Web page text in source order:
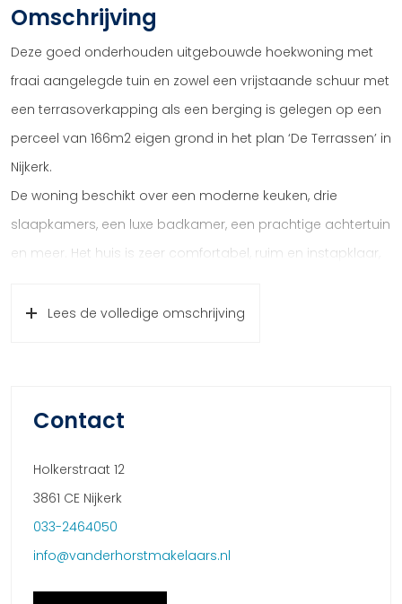
Omschrijving
Deze goed onderhouden uitgebouwde hoekwoning met
fraai aangelegde tuin en zowel een vrijstaande schuur met
een terrasoverkapping als een berging is gelegen op een
perceel van 166m2 eigen grond in het plan ‘De Terrassen’ in
Nijkerk.
De woning beschikt over een moderne keuken, drie
slaapkamers, een luxe badkamer, een prachtige achtertuin
en meer. Het huis is zeer comfortabel, ruim en instapklaar,
om dit huis te komen bezichtigen!
U komt de woning binnen in de hal, hier vindt u een
u via de hal doorlopen naar de keuken. Deze luxe en
moderne keuken is voorzien van diverse
inbouwapparatuur, en beschikt tevens over een handige
ingebouwde kast. Via de keuken loopt u door naar de
Lees de volledige omschrijving
Contact
Holkerstraat 12
3861 CE Nijkerk
033-2464050
info@vanderhorstmakelaars.nl